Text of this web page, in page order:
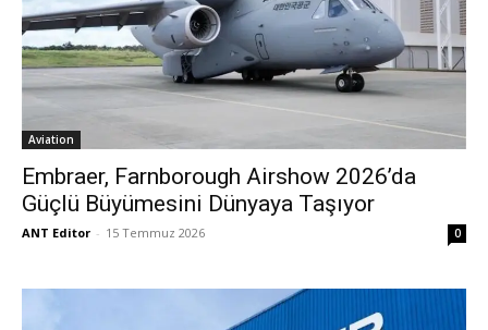
Aviation
Embraer, Farnborough Airshow 2026’da
Güçlü Büyümesini Dünyaya Taşıyor
ANT Editor - 15 Temmuz 2026 0